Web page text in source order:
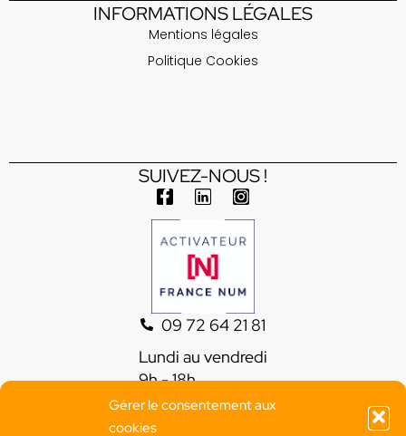
Gérer le consentement aux
cookies
INFORMATIONS LÉGALES
Mentions légales
Politique Cookies
SUIVEZ-NOUS !
09 72 64 21 81
Lundi au vendredi
9h - 18h
Fréjus - Saint-Raphaël